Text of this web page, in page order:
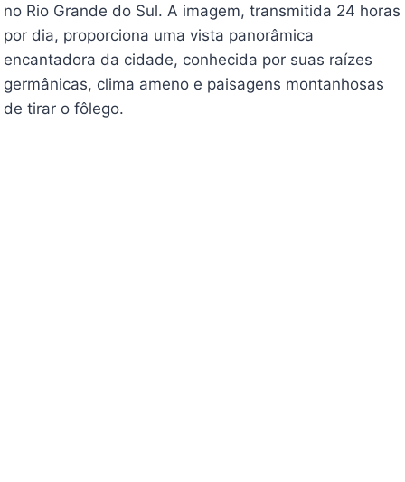
no Rio Grande do Sul. A imagem, transmitida 24 horas
por dia, proporciona uma vista panorâmica
encantadora da cidade, conhecida por suas raízes
germânicas, clima ameno e paisagens montanhosas
de tirar o fôlego.